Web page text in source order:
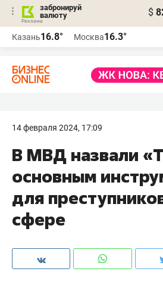
забронируй
валюту
$
Казань16.8° Москва16.3°
14 февраля 2024, 17:09
В МВД назвали
основным
для
сфере